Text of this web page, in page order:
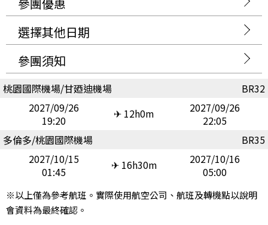
選擇其他日期
參團須知
桃園國際機場/甘廼迪機場
BR32
2027/09/26
19:20
✈ 12h0m
2027/09/26
22:05
多倫多/桃園國際機場
BR35
2027/10/15
01:45
✈ 16h30m
2027/10/16
05:00
※以上僅為參考航班。實際使用航空公司、航班及轉機點以說明
會資料為最終確認。